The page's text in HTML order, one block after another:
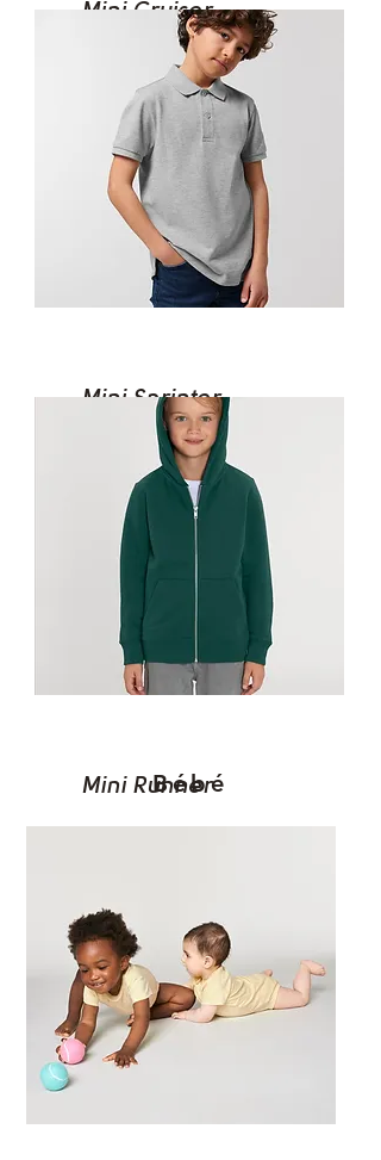
Mini Cruiser
Mini Sprinter
Mini Runner
Bébé